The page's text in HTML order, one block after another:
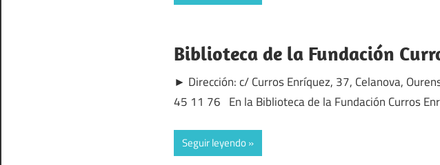
Biblioteca de la Fundación
► Dirección: c/ Curros Enríquez, 37, Celanova,
45 11 76 En la Biblioteca de la Fundación Curros
Seguir leyendo